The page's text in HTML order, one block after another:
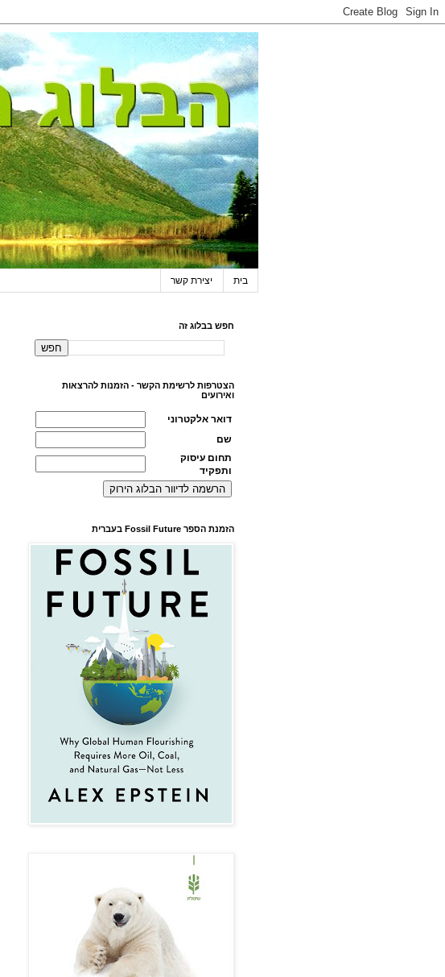
בית יצירת קשר
חפש בבלוג זה
הצטרפות לרשימת הקשר - הזמנות להרצאות
ואירועים
דואר אלקטרוני
שם
תחום עיסוק
ותפקיד
הזמנת הספר Fossil Future בעברית